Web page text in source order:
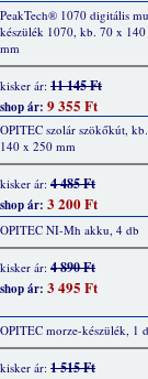
PeakTech® 1070 digitális
készülék 1070, kb. 70 x
mm
kisker ár: 11 145 Ft
shop ár: 9 355 Ft
OPITEC szolár szökőkút,
140 x 250 mm
kisker ár: 4 485 Ft
shop ár: 3 200 Ft
OPITEC NI-Mh akku, 4 db
kisker ár: 4 890 Ft
shop ár: 3 495 Ft
OPITEC morze-készülék, 1
kisker ár: 1 515 Ft